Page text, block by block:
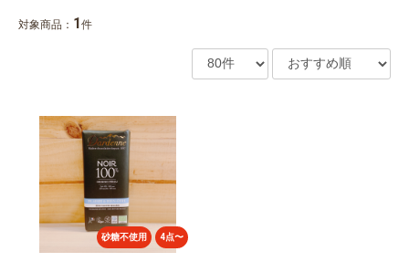
対象商品： 1件
砂糖不使用 4点〜